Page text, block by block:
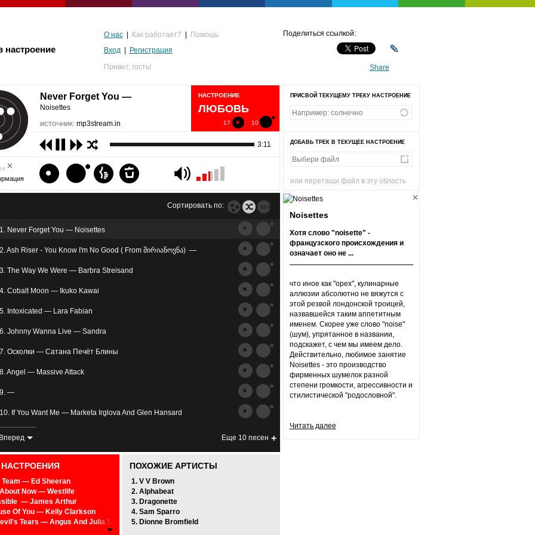
настроение
О нас Как работает?
Помощь
Вход
Регистрация
Привет, гость!
Поделиться ссылкой:
Share
злость
Never Forget You —
Noisettes
ИСТОЧНИК: mp3stream.in
НАСТРОЕНИЕ
ЛЮБОВЬ
17 10
3:11
1. Never Forget You — Noisettes кпопаданиям
2. Ash Riser - You Know I'm No Good ( From მირიანოვნა) — кпопаданиям
3. The Way We Were — Barbra Streisand
4. Cobalt Moon — Ikuko Kawai кпопаданиям
5. Intoxicated — Lara Fabian кпопаданиям
6. Johnny Wanna Live — Sandra кпопаданиям
7. Осколки — Сатана Печёт Блины кпопаданиям
8. Angel — Massive Attack кпопаданиям
9. — кпопаданиям
10. If You Want Me — Marketa Irglova And Glen Hansard
11. Ever Fallen In Love — The Buzzcocks
Wolves — Selena Gomez, Marshmello
14. When A Woman Loves — R. Kelly
I Will Always Love You (zaycev.net) — Whitney Houston
Сортировать по:
Еще 10 песен
Вперед
НАСТРОЕНИЯ
Team — Ed Sheeran
Now — Westlife
— James Arthur
Of You — Kelly Clarkson
Tears — Angus And Julia Stone
ПОХОЖИЕ АРТИСТЫ
1. V V Brown
2. Alphabeat
3. Dragonette
4. Sam Sparro
5. Dionne Bromfield
ПРИСВОЙ ТЕКУЩЕМУ ТРЕКУ НАСТРОЕНИЕ
ДОБАВЬ ТРЕК В ТЕКУЩЕЕ НАСТРОЕНИЕ
или перетащи файл в эту область
Noisettes
Хотя слово "noisette" -
французского происхождения и
означает оно не ...
что иное как "орех", кулинарные
аллюзии абсолютно не вяжутся с
этой резвой лондонской троицей,
назвавшейся таким аппетитным
именем. Скорее уже слово "noise"
(шум), упрятанное в названии,
подскажет, с чем мы имеем дело.
Действительно, любимое занятие
Noisettes - это производство
фирменных шумелок разной
степени громкости, агрессивности и
стилистической "родословной".
Читать далее